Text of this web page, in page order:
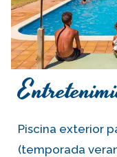
Piscina exterior
(temporada